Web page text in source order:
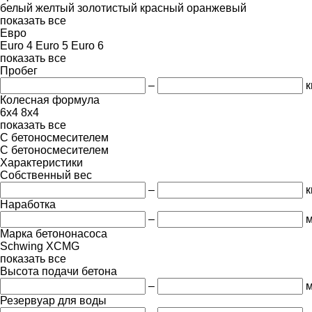
белый желтый золотистый красный оранжевый
показать все
Евро
Euro 4 Euro 5 Euro 6
показать все
Пробег
–
Колесная формула
6x4 8x4
показать все
С бетоносмесителем
С бетоносмесителем
Характеристики
Собственный вес
–
Наработка
–
Марка бетононасоса
Schwing XCMG
показать все
Высота подачи бетона
–
м
Резервуар для воды